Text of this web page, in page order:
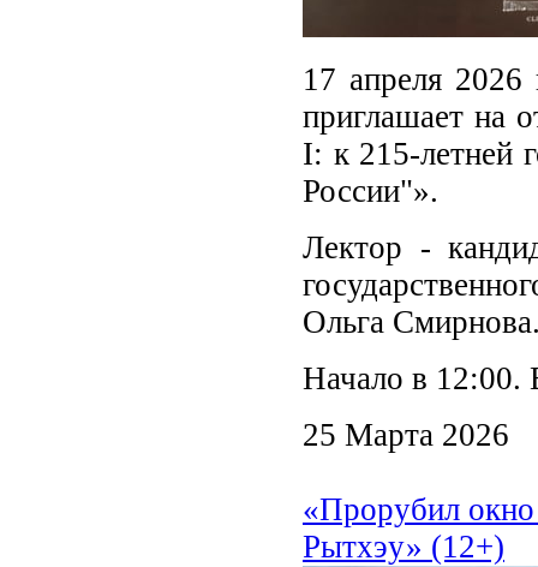
17 апреля
приглашает на
I: к 215-летней
России"».
Лектор -
Ольга
Начало в 12:00.
25 Марта 2026
«Прорубил
Рытхэу» (12+)